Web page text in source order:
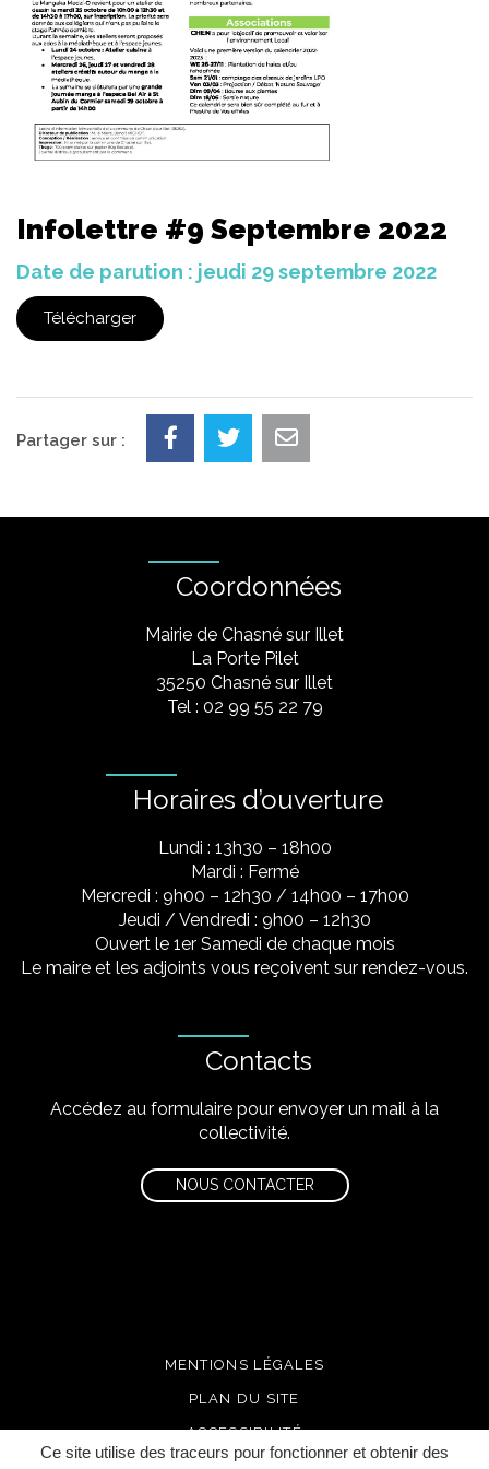
Ce site utilise des traceurs pour fonctionner et obtenir des
Infolettre #9 Septembre 2022
Date de parution : jeudi 29 septembre 2022
Télécharger
Partager sur :
Coordonnées
Mairie de Chasné sur Illet
La Porte Pilet
35250 Chasné sur Illet
Tel : 02 99 55 22 79
Horaires d’ouverture
Lundi : 13h30 – 18h00
Mardi : Fermé
Mercredi : 9h00 – 12h30 / 14h00 – 17h00
Jeudi / Vendredi : 9h00 – 12h30
Ouvert le 1er Samedi de chaque mois
Le maire et les adjoints vous reçoivent sur rendez-vous.
Contacts
Accédez au formulaire pour envoyer un mail à la
collectivité.
NOUS CONTACTER
MENTIONS LÉGALES
PLAN DU SITE
ACCESSIBILITÉ